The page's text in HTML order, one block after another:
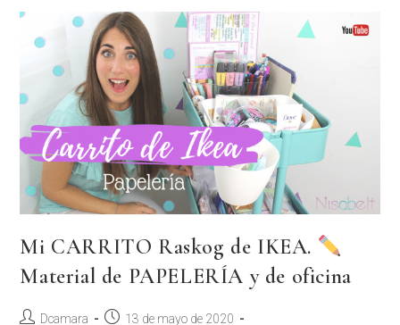
Mi CARRITO Raskog de IKEA.
Material de PAPELERÍA y de oficina
Dcamara
13 de mayo de 2020